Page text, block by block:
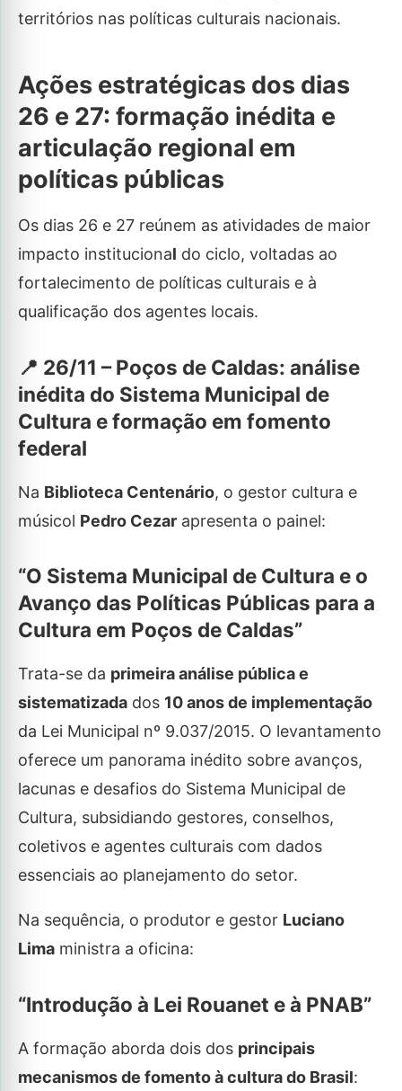
territórios nas políticas culturais nacionais.
Ações estratégicas dos dias
26 e 27: formação inédita e
articulação regional em
políticas públicas
Os dias 26 e 27 reúnem as atividades de maior
impacto institucional do ciclo, voltadas ao
fortalecimento de políticas culturais e à
qualificação dos agentes locais.
📍 26/11 – Poços de Caldas: análise
inédita do Sistema Municipal de
Cultura e formação em fomento
federal
Na Biblioteca Centenário, o gestor cultura e
músicol Pedro Cezar apresenta o painel:
“O Sistema Municipal de Cultura e o
Avanço das Políticas Públicas para a
Cultura em Poços de Caldas”
Trata-se da primeira análise pública e
sistematizada dos 10 anos de implementação
da Lei Municipal nº 9.037/2015. O levantamento
oferece um panorama inédito sobre avanços,
lacunas e desafios do Sistema Municipal de
Cultura, subsidiando gestores, conselhos,
coletivos e agentes culturais com dados
essenciais ao planejamento do setor.
Na sequência, o produtor e gestor Luciano
Lima ministra a oficina:
“Introdução à Lei Rouanet e à PNAB”
A formação aborda dois dos principais
mecanismos de fomento à cultura do Brasil: